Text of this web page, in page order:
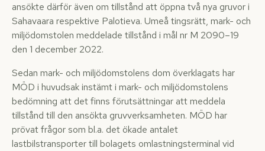
ansökte därför även om tillstånd att öppna två nya gruvor i
Sahavaara respektive Palotieva. Umeå tingsrätt, mark- och
miljödomstolen meddelade tillstånd i mål nr M 2090–19
den 1 december 2022.
Sedan mark- och miljödomstolens dom överklagats har
MÖD i huvudsak instämt i mark- och miljödomstolens
bedömning att det finns förutsättningar att meddela
tillstånd till den ansökta gruvverksamheten. MÖD har
prövat frågor som bl.a. det ökade antalet
lastbilstransporter till bolagets omlastningsterminal vid